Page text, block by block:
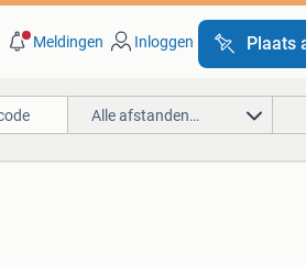
Meldingen Inloggen Plaats
Alle afstanden…